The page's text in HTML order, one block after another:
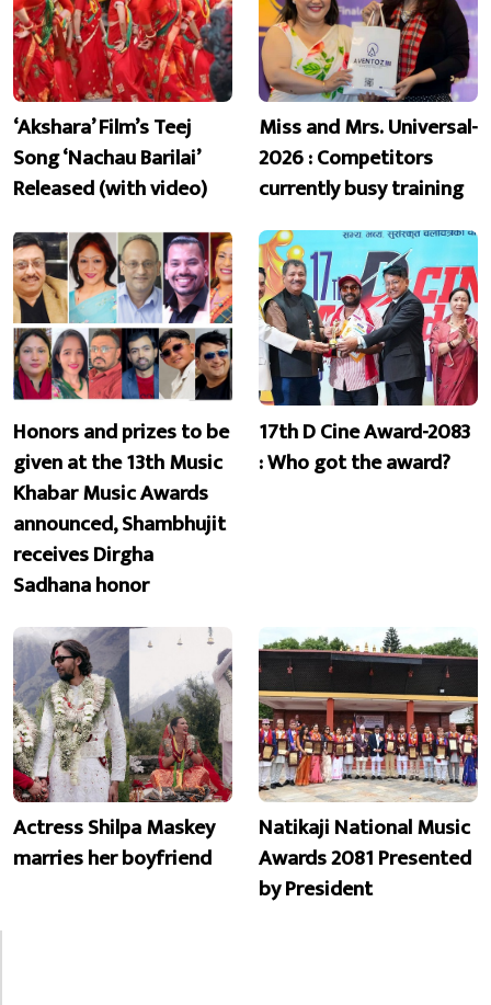
‘Akshara’ Film’s Teej
Song ‘Nachau Barilai’
Released (with video)
Miss and Mrs. Universal-
2026 : Competitors
currently busy training
Honors and prizes to be
given at the 13th Music
Khabar Music Awards
announced, Shambhujit
receives Dirgha
Sadhana honor
17th D Cine Award-2083
: Who got the award?
Actress Shilpa Maskey
marries her boyfriend
Natikaji National Music
Awards 2081 Presented
by President